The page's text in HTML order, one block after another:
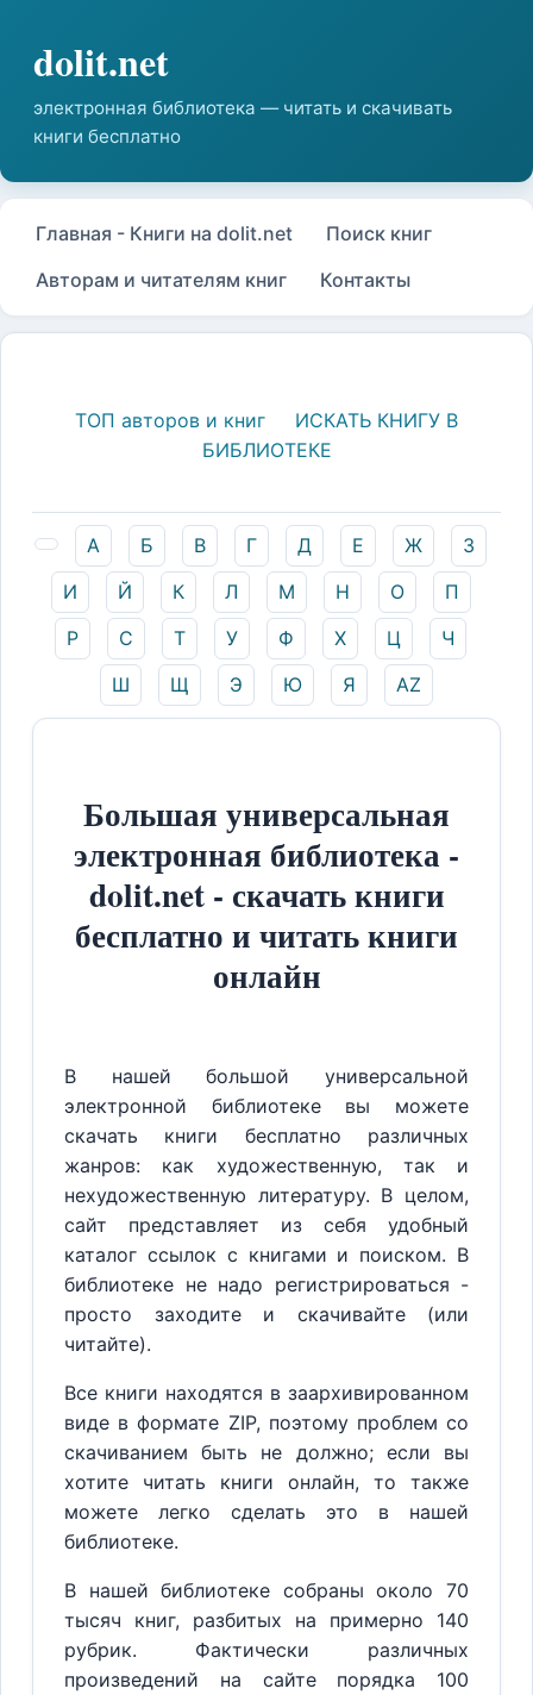
Главная - Книги на dolit.net
Поиск книг
Авторам и читателям книг
Контакты
ТОП авторов и книг
ИСКАТЬ КНИГУ В
БИБЛИОТЕКЕ
А Б В Г Д Е Ж
З
И
Й К Л М Н О
П
Р
С Т У Ф Х Ц
Ч
Ш
Щ Э Ю Я AZ
Большая универсальная
электронная библиотека -
dolit.net - скачать книги
бесплатно и читать книги
онлайн
В нашей большой универсальной
электронной библиотеке вы можете
скачать книги бесплатно различных
жанров: как художественную, так и
нехудожественную литературу. В целом,
сайт представляет из себя удобный
каталог ссылок с книгами и поиском. В
библиотеке не надо регистрироваться -
просто заходите и скачивайте (или
читайте).
Все книги находятся в заархивированном
виде в формате ZIP, поэтому проблем со
скачиванием быть не должно; если вы
хотите читать книги онлайн, то также
можете легко сделать это в нашей
библиотеке.
В нашей библиотеке собраны около 70
тысяч книг, разбитых на примерно 140
рубрик. Фактически различных
произведений на сайте порядка 100